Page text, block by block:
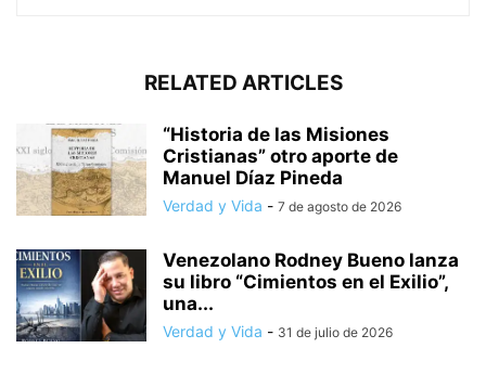
RELATED ARTICLES
“Historia de las Misiones
Cristianas” otro aporte de
Manuel Díaz Pineda
Verdad y Vida - 7 de agosto de 2026
Venezolano Rodney Bueno lanza
su libro “Cimientos en el Exilio”,
una...
Verdad y Vida - 31 de julio de 2026